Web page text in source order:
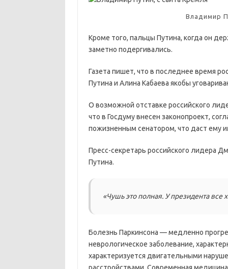
Владимир
Кроме того, пальцы Путина, когда он
заметно подергивались.
Газета пишет, что в последнее время
Путина и Алина Кабаева якобы
О возможной отставке российского
что в Госдуму внесен законопроект,
пожизненным сенатором, что даст ему
Пресс-секретарь российского лидера
Путина.
«Чушь это полная. У президента
Болезнь Паркинсона — медленно
неврологическое заболевание,
характеризуется двигательными
расстройствами. Современная